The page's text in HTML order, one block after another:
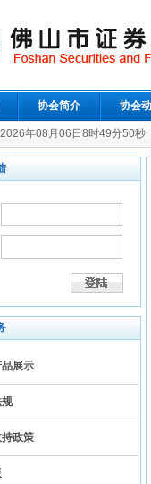
协会简介 协会
2026年08月06日8时49分50秒
展示
政策